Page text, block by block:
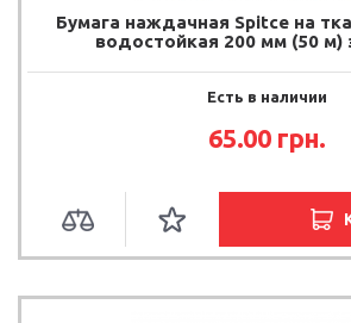
Бумага наждачная Spitce на
водостойкая 200 мм (50 м)
Есть в наличии
65.00 грн.